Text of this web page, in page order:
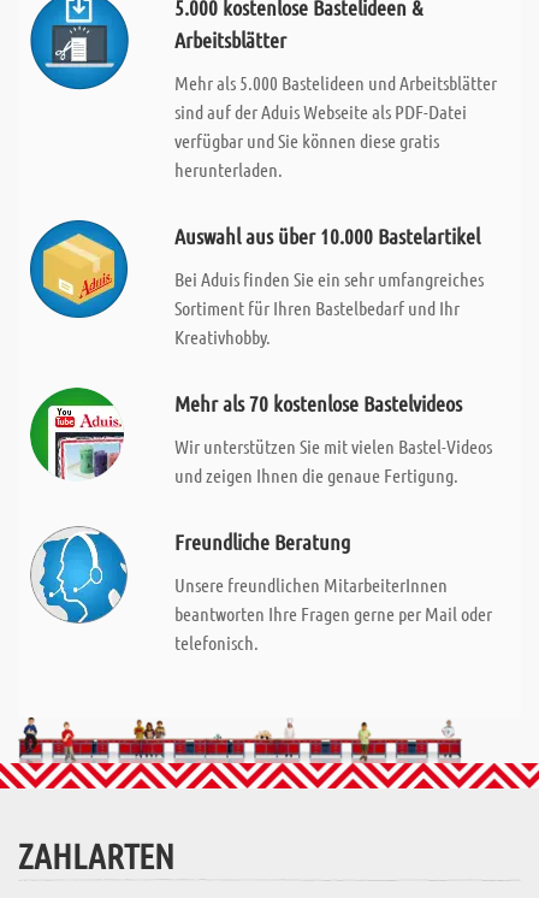
5.000 kostenlose Bastelideen &
Arbeitsblätter
Mehr als 5.000 Bastelideen und Arbeitsblätter
sind auf der Aduis Webseite als PDF-Datei
verfügbar und Sie können diese gratis
herunterladen.
Auswahl aus über 10.000 Bastelartikel
Bei Aduis finden Sie ein sehr umfangreiches
Sortiment für Ihren Bastelbedarf und Ihr
Kreativhobby.
Mehr als 70 kostenlose Bastelvideos
Wir unterstützen Sie mit vielen Bastel-Videos
und zeigen Ihnen die genaue Fertigung.
Freundliche Beratung
Unsere freundlichen MitarbeiterInnen
beantworten Ihre Fragen gerne per Mail oder
telefonisch.
ZAHLARTEN